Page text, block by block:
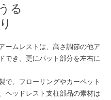
る
ームレストは、高さ調節の他ア
でき、更にパット部分を左右に
で、フローリングやカーペット
ヘッドレスト支柱部品の素材は